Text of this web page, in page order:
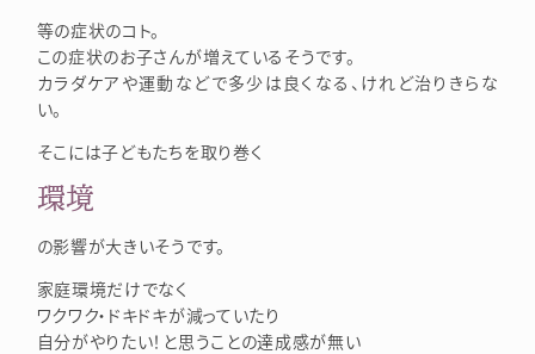
等の症状のコト。
この症状のお子さんが増えているそうです。
カラダケアや運動などで多少は良くなる、けれど治りきらな
い。
そこには子どもたちを取り巻く
環境
の影響が大きいそうです。
家庭環境だけでなく
ワクワク・ドキドキが減っていたり
自分がやりたい！と思うことの達成感が無い